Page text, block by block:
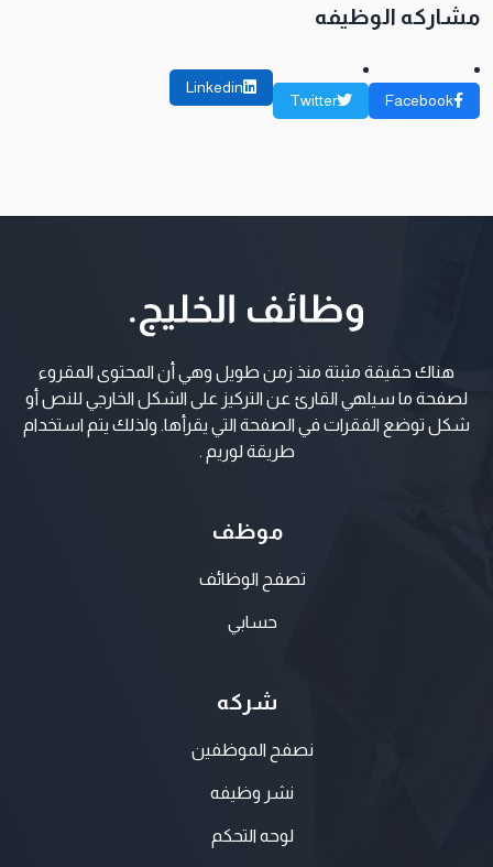
مشاركه الوظيفه
Facebook
Twitter
Linkedin
هناك حقيقة مثبتة منذ زمن طويل وهي أن المحتوى المقروء
لصفحة ما سيلهي القارئ عن التركيز على الشكل الخارجي للنص أو
شكل توضع الفقرات في الصفحة التي يقرأها. ولذلك يتم استخدام
طريقة لوريم .
موظف
تصفح الوظائف
حسابي
شركه
نصفح الموظفين
نشر وظيفه
لوحه التحكم